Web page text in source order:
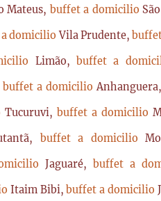
Mateus, buffet a domicilio
domicilioVila Prudente,
Limão,buffet a
buffet a domicilioAnhanguera,
Tucuruvi, buffet a domicilio
buffet a domicilio
Jaguaré, buffet a
Itaim Bibi,buffet a domicilio